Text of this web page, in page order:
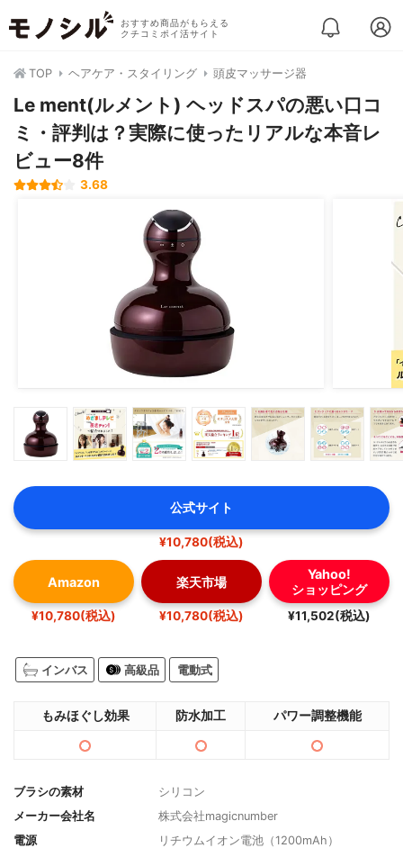
おすすめ商品がもらえる
クチコミポイ活サイト
TOP ヘアケア・スタイリング 頭皮マッサージ器
Le ment(ルメント) ヘッドスパの悪い口コ
ミ・評判は？実際に使ったリアルな本音レ
ビュー8件
3.68
公式サイト
¥10,780(税込)
Amazon
¥10,780(税込)
楽天市場
¥10,780(税込)
Yahoo!
ショッピング
¥11,502(税込)
インバス 高級品 電動式
もみほぐし効果 防水加工 パワー調整機能
ブラシの素材
シリコン
メーカー会社名
株式会社magicnumber
電源
リチウムイオン電池（1200mAh）